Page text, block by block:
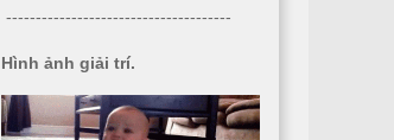
--------------------------------------
Hình ảnh giải trí.